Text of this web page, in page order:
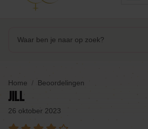
Home Beoordelingen
Jill
26 oktober 2023